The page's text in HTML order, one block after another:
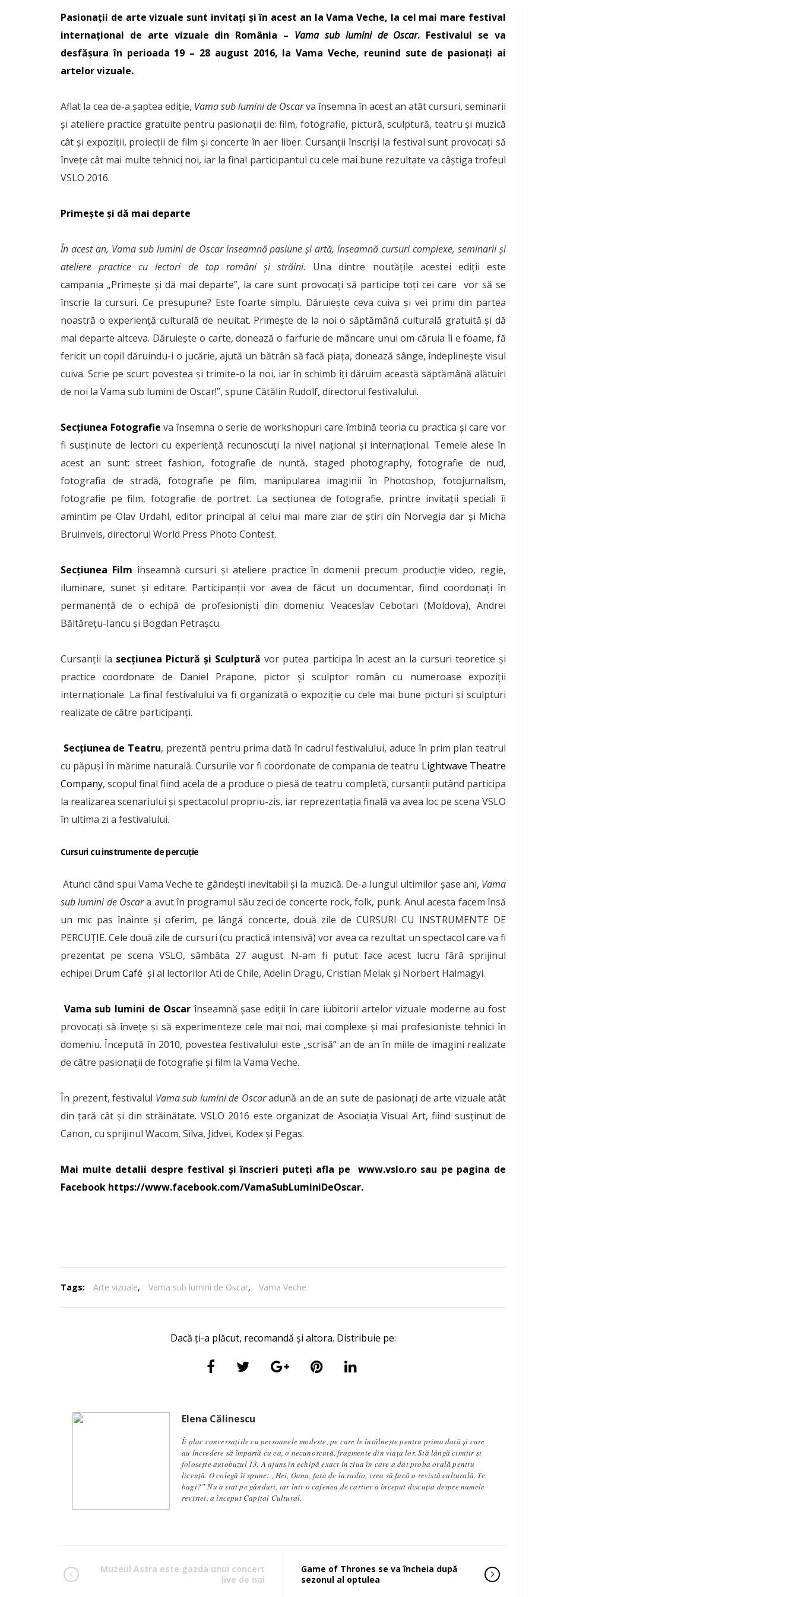
Pasionaţii de arte vizuale sunt invitaţi şi în acest an la Vama Veche, la cel mai mare festival
internaţional de arte vizuale din România – Vama sub lumini de Oscar. Festivalul se va
desfăşura în perioada 19 – 28 august 2016, la Vama Veche, reunind sute de pasionaţi ai
artelor vizuale.
Aflat la cea de-a şaptea ediţie, Vama sub lumini de Oscarva însemna în acest an atât cursuri, seminarii
şi ateliere practice gratuite pentru pasionaţii de: film, fotografie, pictură, sculptură, teatru şi muzică
cât şi expoziţii, proiecţii de film şi concerte în aer liber. Cursanţii înscrişi la festival sunt provocaţi să
înveţe cât mai multe tehnici noi, iar la final participantul cu cele mai bune rezultate va câștiga trofeul
VSLO 2016.
Primeşte şi dă mai departe
În acest an, Vama sub lumini de Oscar înseamnă pasiune şi artă, înseamnă cursuri complexe, seminarii şi
ateliere practice cu lectori de top români şi străini. Una dintre noutățile acestei ediții este
campania „Primeşte şi dă mai departe”, la care sunt provocaţi să participe toţi cei care vor să se
înscrie la cursuri. Ce presupune? Este foarte simplu. Dăruieşte ceva cuiva şi vei primi din partea
noastră o experienţă culturală de neuitat. Primeşte de la noi o săptămână culturală gratuită şi dă
mai departe altceva. Dăruieşte o carte, donează o farfurie de mâncare unui om căruia îi e foame, fă
fericit un copil dăruindu-i o jucărie, ajută un bătrân să facă piaţa, donează sânge, îndeplineşte visul
cuiva. Scrie pe scurt povestea şi trimite-o la noi, iar în schimb îţi dăruim această săptămână alătuiri
de noi la Vama sub lumini de Oscar!”, spune Cătălin Rudolf, directorul festivalului.
Secţiunea Fotografie va însemna o serie de workshopuri care îmbină teoria cu practica şi care vor
fi susţinute de lectori cu experienţă recunoscuţi la nivel naţional şi internaţional. Temele alese în
acest an sunt: street fashion, fotografie de nuntă, staged photography, fotografie de nud,
fotografia de stradă, fotografie pe film, manipularea imaginii în Photoshop, fotojurnalism,
fotografie pe film, fotografie de portret. La secţiunea de fotografie, printre invitaţii speciali îi
amintim pe Olav Urdahl, editor principal al celui mai mare ziar de ştiri din Norvegia dar şi Micha
Bruinvels, directorul World Press Photo Contest.
Secţiunea Film înseamnă cursuri şi ateliere practice în domenii precum producţie video, regie,
iluminare, sunet şi editare. Participanţii vor avea de făcut un documentar, fiind coordonaţi în
permanenţă de o echipă de profesionişti din domeniu: Veaceslav Cebotari (Moldova), Andrei
Băltăreţu-Iancu şi Bogdan Petraşcu.
Cursanţii la secţiunea Pictură şi Sculptură vor putea participa în acest an la cursuri teoretice şi
practice coordonate de Daniel Prapone, pictor și sculptor român cu numeroase expoziţii
internaţionale. La final festivalului va fi organizată o expoziţie cu cele mai bune picturi şi sculpturi
realizate de către participanţi.
Secţiunea de Teatru, prezentă pentru prima dată în cadrul festivalului, aduce în prim plan teatrul
cu păpuşi în mărime naturală. Cursurile vor fi coordonate de compania de teatru Lightwave Theatre
Company, scopul final fiind acela de a produce o piesă de teatru completă, cursanţii putând participa
la realizarea scenariului şi spectacolul propriu-zis, iar reprezentaţia finală va avea loc pe scena VSLO
în ultima zi a festivalului.
Cursuri cu instrumente de percuție
Atunci când spui Vama Veche te gândeşti inevitabil şi la muzică. De-a lungul ultimilor şase ani, Vama
sub lumini de Oscara avut în programul său zeci de concerte rock, folk, punk. Anul acesta facem însă
un mic pas înainte şi oferim, pe lângă concerte, două zile de CURSURI CU INSTRUMENTE DE
PERCUȚIE. Cele două zile de cursuri (cu practică intensivă) vor avea ca rezultat un spectacol care va fi
prezentat pe scena VSLO, sâmbăta 27 august. N-am fi putut face acest lucru fără sprijinul
echipei Drum Café și al lectorilor Ati de Chile, Adelin Dragu, Cristian Melak şi Norbert Halmagyi.
Vama sub lumini de Oscar înseamnă şase ediţii în care iubitorii artelor vizuale moderne au fost
provocaţi să înveţe şi să experimenteze cele mai noi, mai complexe şi mai profesioniste tehnici în
domeniu. Începută în 2010, povestea festivalului este „scrisă” an de an în miile de imagini realizate
de către pasionaţii de fotografie şi film la Vama Veche.
În prezent, festivalul Vama sub lumini de Oscaradună an de an sute de pasionaţi de arte vizuale atât
din ţară cât şi din străinătate. VSLO 2016 este organizat de Asociaţia Visual Art, fiind susţinut de
Canon, cu sprijinul Wacom, Silva, Jidvei, Kodex și Pegas.
Mai multe detalii despre festival și înscrieri puteţi afla pe www.vslo.rosau pe pagina de
Facebook https://www.facebook.com/VamaSubLuminiDeOscar.
Tags: Arte vizuale, Vama sub lumini de Oscar, Vama Veche
Dacă ți-a plăcut, recomandă și altora. Distribuie pe:
Elena Călinescu
Îi plac conversaţiile cu persoanele modeste, pe care le întâlneşte pentru prima dată şi care
au încredere să împartă cu ea, o necunoscută, fragmente din viaţa lor. Stă lângă cimitir și
foloseşte autobuzul 13. A ajuns în echipă exact în ziua în care a dat proba orală pentru
licență. O colegă îi spune: „Hei, Oana, fata de la radio, vrea să facă o revistă culturală. Te
bagi?” Nu a stat pe gânduri, iar într-o cafenea de cartier a început discuția despre numele
revistei, a început Capital Cultural.
Muzeul Astra este gazda unui concert
live de nai
Game of Thrones se va încheia după
sezonul al optulea